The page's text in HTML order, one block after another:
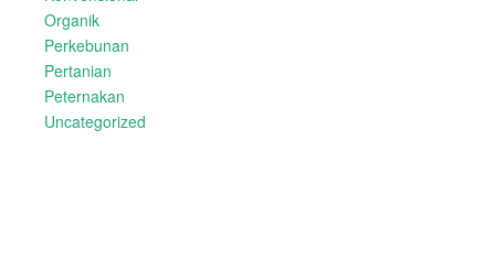
Organik
Perkebunan
Pertanian
Peternakan
Uncategorized